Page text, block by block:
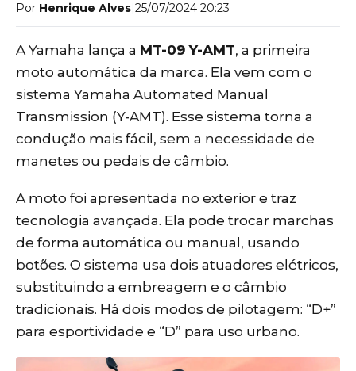
Por Henrique Alves|25/07/2024 20:23
A Yamaha lança a MT-09 Y-AMT, a primeira
moto automática da marca. Ela vem com o
sistema Yamaha Automated Manual
Transmission (Y-AMT). Esse sistema torna a
condução mais fácil, sem a necessidade de
manetes ou pedais de câmbio.
A moto foi apresentada no exterior e traz
tecnologia avançada. Ela pode trocar marchas
de forma automática ou manual, usando
botões. O sistema usa dois atuadores elétricos,
substituindo a embreagem e o câmbio
tradicionais. Há dois modos de pilotagem: “D+”
para esportividade e “D” para uso urbano.